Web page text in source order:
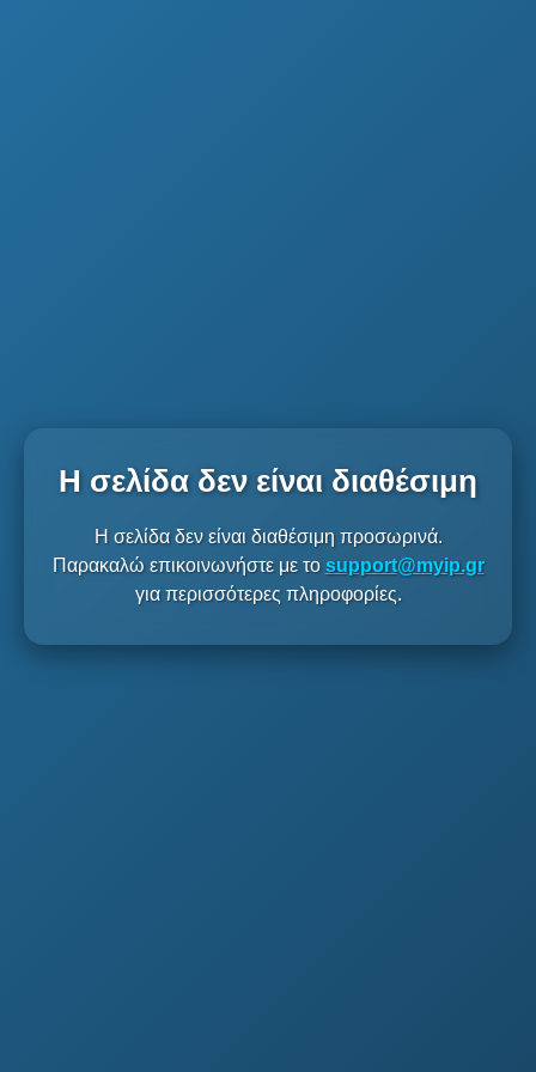
Η σελίδα δεν είναι διαθέσιμη
Η σελίδα δεν είναι διαθέσιμη προσωρινά.
Παρακαλώ επικοινωνήστε με το support@myip.gr
για περισσότερες πληροφορίες.